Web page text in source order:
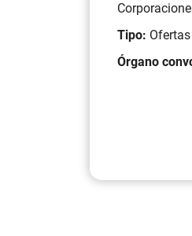
Tipo:
Órgano